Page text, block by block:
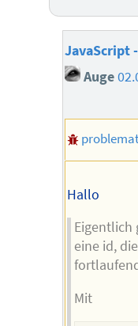
JavaScript
Auge
Hallo
Eigentlich
eine id,
Mit